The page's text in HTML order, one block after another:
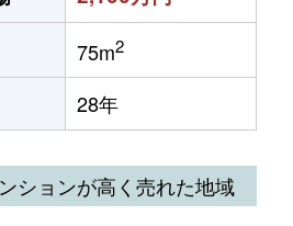
75m2
28年
ションが高く売れた地域